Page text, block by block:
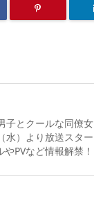
子とクールな同僚女
水）より放送スター
PVなど情報解禁！